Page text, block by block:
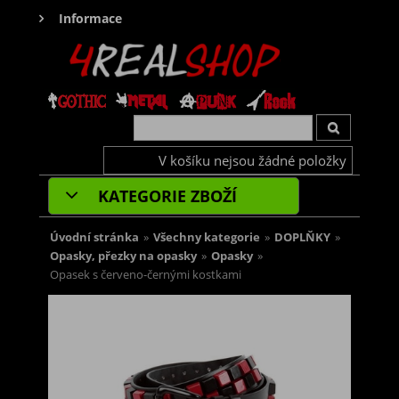
Informace
V košíku nejsou žádné položky
KATEGORIE ZBOŽÍ
Úvodní stránka » Všechny kategorie » DOPLŇKY »
Opasky, přezky na opasky » Opasky »
Opasek s červeno-černými kostkami